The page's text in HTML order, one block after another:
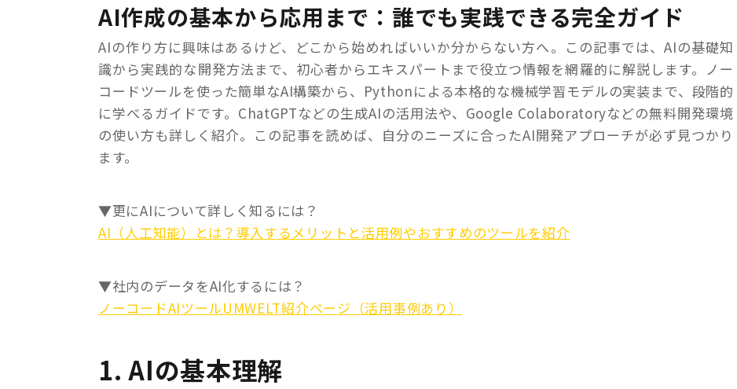
AI作成の基本から応用まで：誰でも実践できる完全ガイド
AIの作り方に興味はあるけど、どこから始めればいいか分からない方へ。この記事では、AIの基礎知
識から実践的な開発方法まで、初心者からエキスパートまで役立つ情報を網羅的に解説します。ノー
コードツールを使った簡単なAI構築から、Pythonによる本格的な機械学習モデルの実装まで、段階的
に学べるガイドです。ChatGPTなどの生成AIの活用法や、Google Colaboratoryなどの無料開発環境
の使い方も詳しく紹介。この記事を読めば、自分のニーズに合ったAI開発アプローチが必ず見つかり
ます。
▼更にAIについて詳しく知るには？
AI（人工知能）とは？導入するメリットと活用例やおすすめのツールを紹介
▼社内のデータをAI化するには？
ノーコードAIツールUMWELT紹介ページ（活用事例あり）
1. AIの基本理解